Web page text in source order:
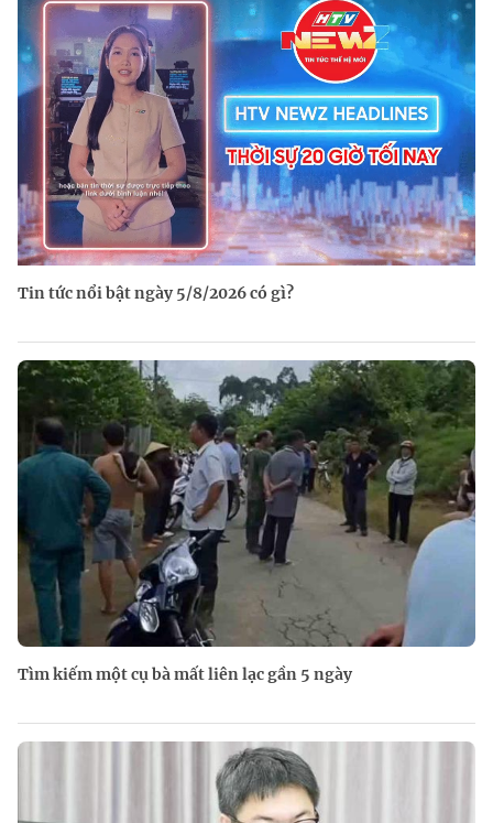
Tin tức nổi bật ngày 5/8/2026 có gì?
Tìm kiếm một cụ bà mất liên lạc gần 5 ngày